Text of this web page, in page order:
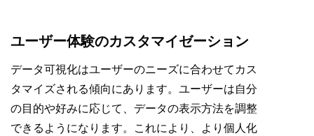
ユーザー体験のカスタマイゼーション
データ可視化はユーザーのニーズに合わせてカス
タマイズされる傾向にあります。ユーザーは自分
の目的や好みに応じて、データの表示方法を調整
できるようになります。これにより、より個人化